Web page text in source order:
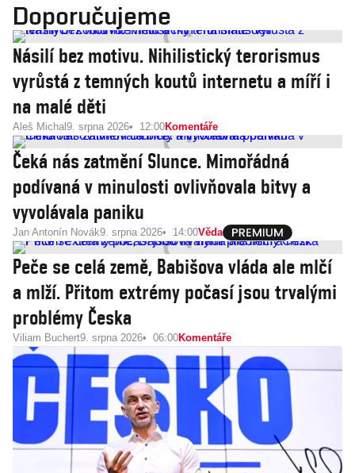
Doporučujeme
Násilí bez motivu. Nihilistický terorismus
vyrůstá z temných koutů internetu a míří i
na malé děti
Aleš Michal 9. srpna 2026 12:00Komentáře
Čeká nás zatmění Slunce. Mimořádná
podívaná v minulosti ovlivňovala bitvy a
vyvolávala paniku
Jan Antonín Novák9. srpna 2026 14:00Věda
Peče se celá země, Babišova vláda ale mlčí
a mlží. Přitom extrémy počasí jsou trvalými
problémy Česka
Viliam Buchert9. srpna 2026 06:00Komentáře